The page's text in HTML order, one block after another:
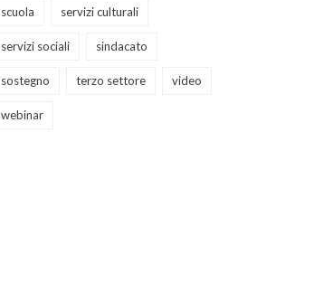
scuola servizi culturali
servizi sociali sindacato
sostegno terzo settore video
webinar